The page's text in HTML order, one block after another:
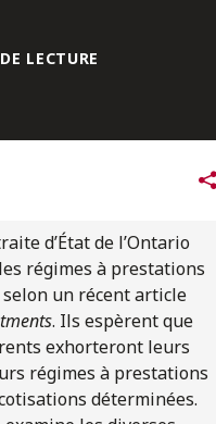
LECTURE
d’État de l’Ontario
régimes à prestations
un récent article
. Ils espèrent que
exhorteront leurs
régimes à prestations
déterminées.